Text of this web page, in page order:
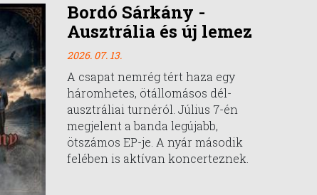
Bordó Sárkány -
Ausztrália és új lemez
2026. 07. 13.
A csapat nemrég tért haza egy
háromhetes, ötállomásos dél-
ausztráliai turnéról. Július 7-én
megjelent a banda legújabb,
ötszámos EP-je. A nyár második
felében is aktívan koncerteznek.